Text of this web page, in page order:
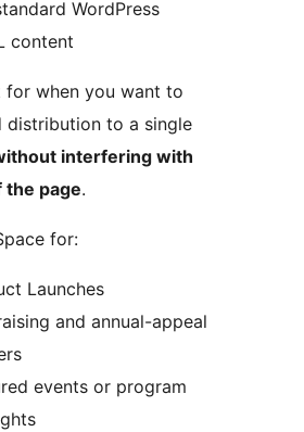
WordPress
content
for when you want to
distribution to a single
interfering with
page.
for:
Launches
and annual-appeal
events or program